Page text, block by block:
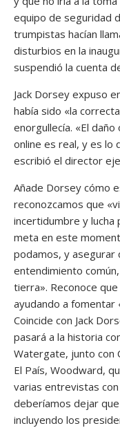
equipo de seguridad
trumpistas hacían
disturbios en la
suspendió la cuenta
Jack Dorsey expuso
había sido «la
enorgullecía. «El
online es real, y es lo
escribió el director
Añade Dorsey cómo
reconozcamos que
incertidumbre y lucha
meta en este
podamos, y asegurar
entendimiento
tierra». Reconoce
ayudando a fomentar
Coincide con Jack
pasará a la historia
Watergate, junto con
El País, Woodward,
varias entrevistas
deberíamos dejar
incluyendo los